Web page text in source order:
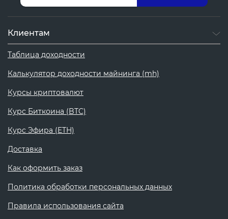
Клиентам
Таблица доходности
Калькулятор доходности майнинга (mh)
Курсы криптовалют
Курс Биткоина (BTC)
Курс Эфира (ETH)
Доставка
Как оформить заказ
Политика обработки персональных данных
Правила использования сайта